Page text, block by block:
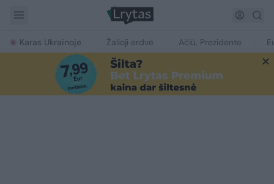
Karas Ukrainoje Žalioji erdvė Ačiū, Prezidente